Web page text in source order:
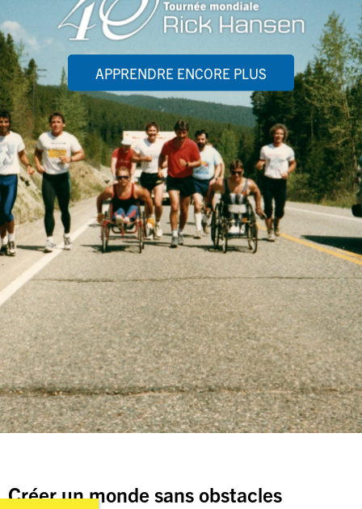
APPRENDRE ENCORE PLUS
Créer un monde sans obstacles